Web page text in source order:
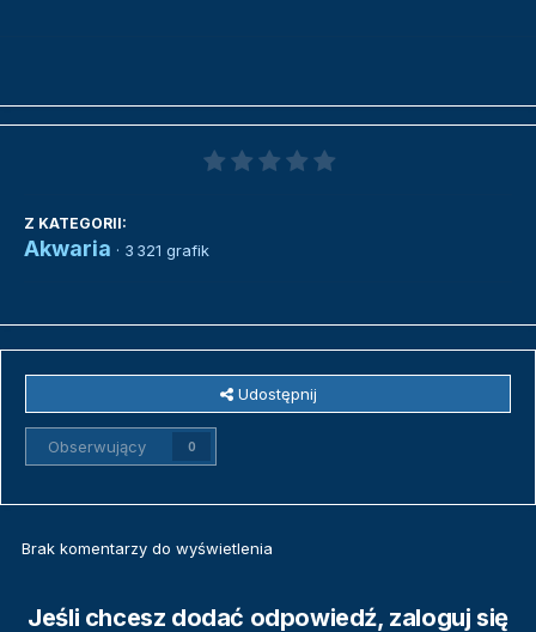
Z KATEGORII:
Akwaria · 3 321 grafik
Udostępnij
Obserwujący 0
Brak komentarzy do wyświetlenia
Jeśli chcesz dodać odpowiedź, zaloguj się